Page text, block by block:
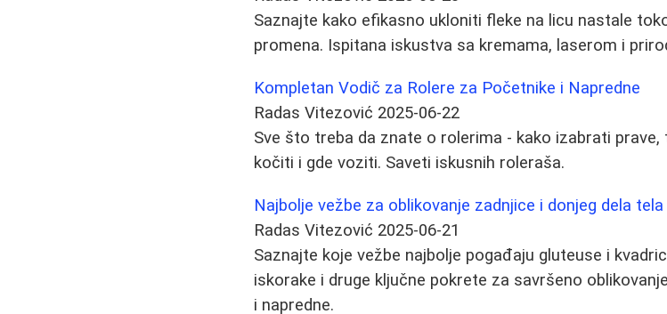
Saznajte kako efikasno ukloniti fleke na licu nastale
promena. Ispitana iskustva sa kremama, laserom i
Kompletan Vodič za Rolere za Početnike i Napredne
Radas Vitezović 2025-06-22
Sve što treba da znate o rolerima - kako izabrati prave,
kočiti i gde voziti. Saveti iskusnih roleraša.
Najbolje vežbe za oblikovanje zadnjice i donjeg dela tela
Radas Vitezović 2025-06-21
Saznajte koje vežbe najbolje pogađaju gluteuse i
iskorake i druge ključne pokrete za savršeno
i napredne.